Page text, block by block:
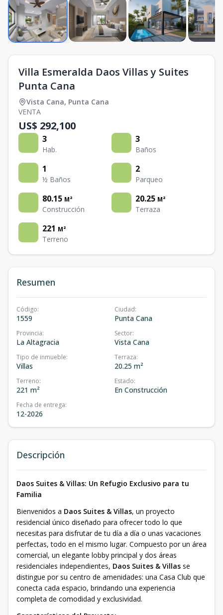
Villa Esmeralda Daos Villas y Suites
Punta Cana
Vista Cana, Punta Cana
VENTA
US$ 292,100
3
Hab.
3
Baños
1
½ Baños
2
Parqueo
80.15 M²
Construcción
20.25 M²
Terraza
221 M²
Terreno
Resumen
Código:
1559
Ciudad:
Punta Cana
Provincia:
La Altagracia
Sector:
Vista Cana
Tipo de inmueble:
Villas
Terraza:
20.25 m²
Terreno:
221 m²
Estado:
En Construcción
Fecha de entrega:
12-2026
Descripción
Daos Suites & Villas: Un Refugio Exclusivo para tu
Familia
Bienvenidos a Daos Suites & Villas, un proyecto
residencial único diseñado para ofrecer todo lo que
necesitas para disfrutar de tu día a día o unas vacaciones
perfectas, todo en el mismo lugar. Compuesto por un área
comercial, un elegante lobby principal y dos áreas
residenciales independientes, Daos Suites & Villas se
distingue por su centro de amenidades: una Casa Club que
conecta cada espacio, brindando una experiencia
completa de comodidad y exclusividad.